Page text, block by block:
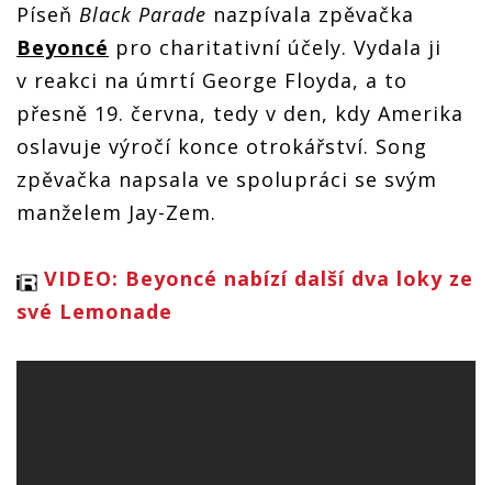
skladby
Billie
Eilish
nebo Post
Malone
skladby
Beyoncé,
Billie
Eilish
Malone
mohou
skladby
Beyoncé,
Billie
Eilish
Malone
mohou
skladby
Beyoncé,
Billie
Eilish
Malone
Píseň Black Parade nazpívala zpěvačka
Beyoncé pro charitativní účely. Vydala ji
v reakci na úmrtí George Floyda, a to
přesně 19. června, tedy v den, kdy Amerika
oslavuje výročí konce otrokářství. Song
zpěvačka napsala ve spolupráci se svým
manželem Jay-Zem.
VIDEO: Beyoncé nabízí další dva loky ze
své Lemonade